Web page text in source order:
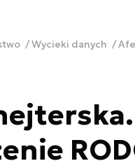
Wycieki danych